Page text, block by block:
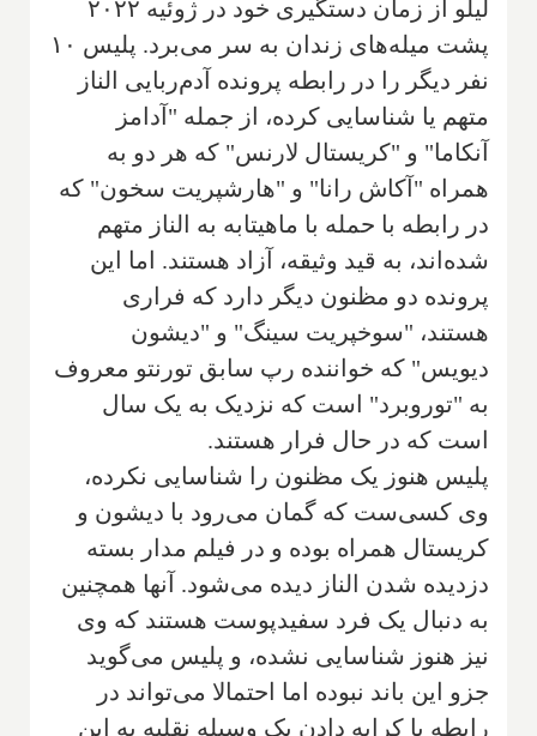
لیلو از زمان دستگیری خود در ژوئیه ۲۰۲۲
پشت میله‌های زندان به سر می‌برد. پلیس ۱۰
نفر دیگر را در رابطه پرونده آدم‌ربایی الناز
متهم یا شناسایی کرده، از جمله "آدامز
آنکاما" و "کریستال لارنس" که هر دو به
همراه "آکاش رانا" و "هارشپریت سخون" که
در رابطه با حمله با ماهیتابه به الناز متهم
شده‌اند، به قید وثیقه، آزاد هستند. اما این
پرونده دو مظنون دیگر دارد که فراری
هستند، "سوخپریت سینگ" و "دیشون
دیویس" که خواننده رپ سابق تورنتو معروف
به "توروبرد" است که نزدیک به یک سال
است که در حال فرار هستند.
پلیس هنوز یک مظنون را شناسایی نکرده،
وی کسی‌ست که گمان می‌رود با دیشون و
کریستال همراه بوده و در فیلم مدار بسته
دزدیده شدن الناز دیده می‌شود. آنها همچنین
به دنبال یک فرد سفیدپوست هستند که وی
نیز هنوز شناسایی نشده، و پلیس می‌گوید
جزو این باند نبوده اما احتمالا می‌تواند در
رابطه با کرایه دادن یک وسیله نقلیه به این